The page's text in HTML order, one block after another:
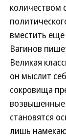
количеством
вместить
Вагинов
Великая
он мыслит
сокровища
возвышенные
становятся
лишь